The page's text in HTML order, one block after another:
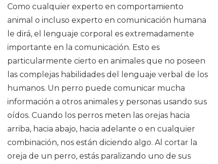
Como cualquier experto en comportamiento
animal o incluso experto en comunicación humana
le dirá, el lenguaje corporal es extremadamente
importante en la comunicación. Esto es
particularmente cierto en animales que no poseen
las complejas habilidades del lenguaje verbal de los
humanos. Un perro puede comunicar mucha
información a otros animales y personas usando sus
oídos. Cuando los perros meten las orejas hacia
arriba, hacia abajo, hacia adelante o en cualquier
combinación, nos están diciendo algo. Al cortar la
oreja de un perro, estás paralizando uno de sus